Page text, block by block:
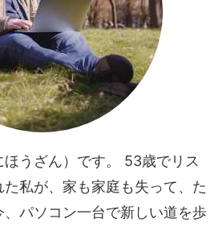
うざん）です。 53歳でリス
た私が、家も家庭も失って、た
、パソコン一台で新しい道を歩